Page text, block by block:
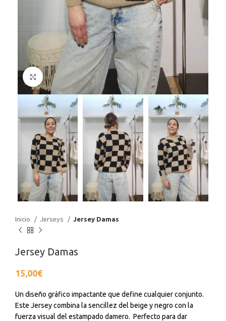
Haga Click para agrandar
Inicio Jerseys Jersey Damas
Jersey Damas
15,00€
Un diseño gráfico impactante que define cualquier conjunto.
Este Jersey combina la sencillez del beige y negro con la
fuerza visual del estampado damero. Perfecto para dar